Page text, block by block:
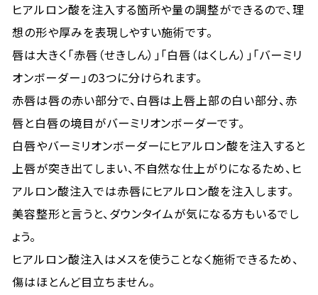
ヒアルロン酸を注入する箇所や量の調整ができるので、理
想の形や厚みを表現しやすい施術です。
唇は大きく「赤唇（せきしん）」「白唇（はくしん）」「バーミリ
オンボーダー」の3つに分けられます。
赤唇は唇の赤い部分で、白唇は上唇上部の白い部分、赤
唇と白唇の境目がバーミリオンボーダーです。
白唇やバーミリオンボーダーにヒアルロン酸を注入すると
上唇が突き出てしまい、不自然な仕上がりになるため、ヒ
アルロン酸注入では赤唇にヒアルロン酸を注入します。
美容整形と言うと、ダウンタイムが気になる方もいるでし
ょう。
ヒアルロン酸注入はメスを使うことなく施術できるため、
傷はほとんど目立ちません。